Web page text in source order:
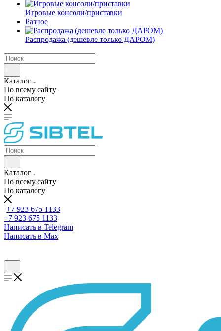
Игровые консоли/приставки
Разное
Распродажа (дешевле только ДАРОМ)
Каталог
По всему сайту
По каталогу
Каталог
По всему сайту
По каталогу
+7 923 675 1133
+7 923 675 1133
Написать в Telegram
Написать в Max